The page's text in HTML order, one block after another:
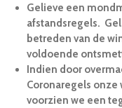
Gelieve een
afstandsregels.
betreden van de
voldoende
Indien door
Coronaregels onze
voorzien we een